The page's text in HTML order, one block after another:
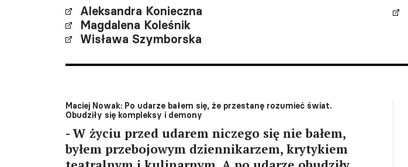
Aleksandra Konieczna
Magdalena Koleśnik
Wisława Szymborska
Maciej Nowak: Po udarze bałem się, że przestanę rozumieć świat.
Obudziły się kompleksy i demony
- W życiu przed udarem niczego się nie bałem,
byłem przebojowym dziennikarzem, krytykiem